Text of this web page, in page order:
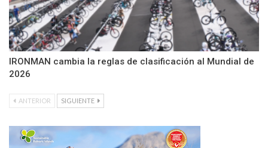
IRONMAN cambia la reglas de clasificación al Mundial de
2026
ANTERIOR SIGUIENTE